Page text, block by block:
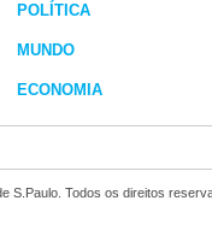
POLÍTICA
MUNDO
ECONOMIA
S.Paulo. Todos os direitos